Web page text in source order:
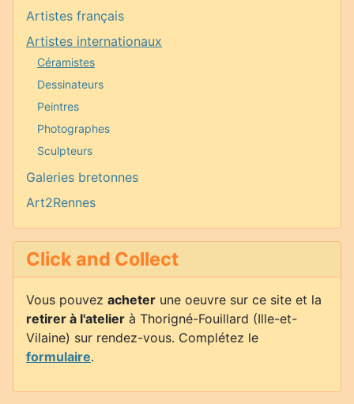
Artistes français
Artistes internationaux
Céramistes
Dessinateurs
Peintres
Photographes
Sculpteurs
Galeries bretonnes
Art2Rennes
Click and Collect
Vous pouvez acheter une oeuvre sur ce site et la
retirer à l'atelier à Thorigné-Fouillard (Ille-et-
Vilaine) sur rendez-vous. Complétez le
formulaire.